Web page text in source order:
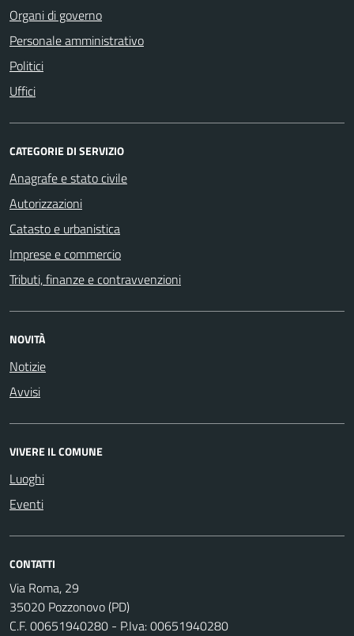
Organi di governo
Personale amministrativo
Politici
Uffici
CATEGORIE DI SERVIZIO
Anagrafe e stato civile
Autorizzazioni
Catasto e urbanistica
Imprese e commercio
Tributi, finanze e contravvenzioni
NOVITÀ
Notizie
Avvisi
VIVERE IL COMUNE
Luoghi
Eventi
CONTATTI
Via Roma, 29
35020 Pozzonovo (PD)
C.F. 00651940280 - P.Iva: 00651940280